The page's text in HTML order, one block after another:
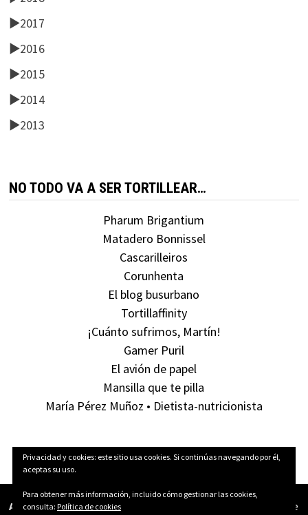
►2017
►2016
►2015
►2014
►2013
NO TODO VA A SER TORTILLEAR…
Pharum Brigantium
Matadero Bonnissel
Cascarilleiros
Corunhenta
El blog busurbano
Tortillaffinity
¡Cuánto sufrimos, Martín!
Gamer Puril
El avión de papel
Mansilla que te pilla
María Pérez Muñoz • Dietista-nutricionista
Aún Pillas Tortillas!está publicado bajo una licencia Creative
Privacidad y cookies: este sitio usa cookies. Si continúas navegando por él,
aceptas su uso.
Para obtener más información, incluido cómo gestionar las cookies,
consulta: Política de cookies